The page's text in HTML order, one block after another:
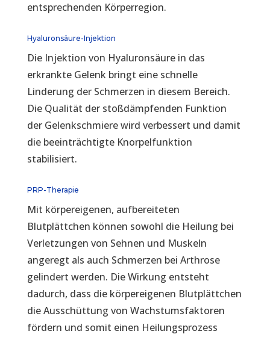
entsprechenden Körperregion.
Hyaluronsäure-Injektion
Die Injektion von Hyaluronsäure in das
erkrankte Gelenk bringt eine schnelle
Linderung der Schmerzen in diesem Bereich.
Die Qualität der stoßdämpfenden Funktion
der Gelenkschmiere wird verbessert und damit
die beeinträchtigte Knorpelfunktion
stabilisiert.
PRP-Therapie
Mit körpereigenen, aufbereiteten
Blutplättchen können sowohl die Heilung bei
Verletzungen von Sehnen und Muskeln
angeregt als auch Schmerzen bei Arthrose
gelindert werden. Die Wirkung entsteht
dadurch, dass die körpereigenen Blutplättchen
die Ausschüttung von Wachstumsfaktoren
fördern und somit einen Heilungsprozess